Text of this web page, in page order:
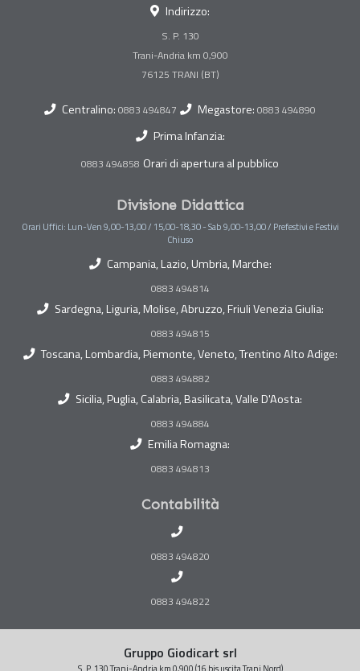
Indirizzo:
S. P. 130
Trani-Andria km 0,900
Centralino: 0883 494847 Megastore: 0883 494890
Prima Infanzia:
0883 494858 Orari di apertura al pubblico
Divisione Didattica
Orari Uffici: Lun-Ven 9,00-13,00 / 15,00-18,30 - Sab 9,00-13,00 / Prefestivi e Festivi
Chiuso
Campania, Lazio, Umbria, Marche:
0883 494814
Sardegna, Liguria, Molise, Abruzzo, Friuli Venezia Giulia:
0883 494815
Toscana, Lombardia, Piemonte, Veneto, Trentino Alto Adige:
0883 494882
Sicilia, Puglia, Calabria, Basilicata, Valle D'Aosta:
0883 494884
Emilia Romagna:
0883 494813
Contabilità
0883 494820
0883 494822
Gruppo Giodicart srl
S. P. 130 Trani-Andria km 0,900 (16 bis uscita Trani Nord)